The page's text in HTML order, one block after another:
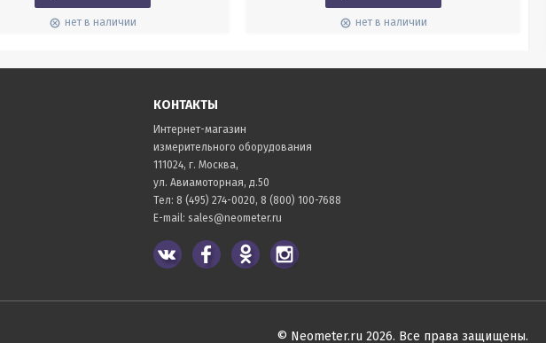
нет в наличии нет в наличии
КОНТАКТЫ
Интернет-магазин
измерительного оборудования
111024, г. Москва,
ул. Авиамоторная, д.50
Тел: 8 (495) 274-0020, 8 (800) 100-7688
E-mail: sales@neometer.ru
© Neometer.ru 2026. Все права защищены.